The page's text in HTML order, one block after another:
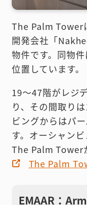
The Palm Tower
開発会社「
物件です。同物
位置しています。
19〜47階がレジ
り、その間取り
ビングからはパ
す。オーシャン
The Palm Tower
The Palm
EMAAR：